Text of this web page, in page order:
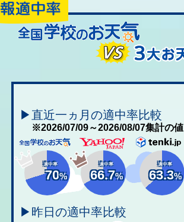
▶直近一ヵ月の適中率比較
※2026/07/09～2026/08/07集計の値
適中率
70%
適中率
66.7%
適中率
63.3%
▶昨日の適中率比較